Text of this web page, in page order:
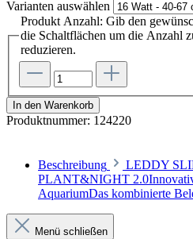
Varianten auswählen
Produkt Anzahl: Gib den
die Schaltflächen um die Anzahl
reduzieren.
In den Warenkorb
Produktnummer: 124220
Beschreibung
LEDDY
PLANT&NIGHT
AquariumDas kombinierte
Menü schließen